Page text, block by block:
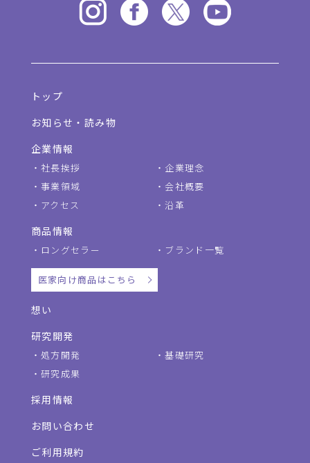
トップ
お知らせ・読み物
企業情報
社長挨拶
企業理念
事業領域
会社概要
アクセス
沿革
商品情報
ロングセラー ブランド一覧
医家向け商品はこちら
想い
研究開発
処方開発
基礎研究
研究成果
採用情報
お問い合わせ
ご利用規約